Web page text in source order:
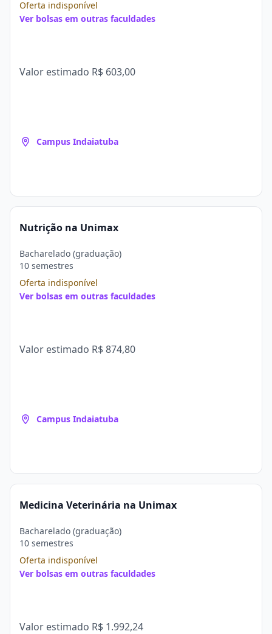
Oferta indisponível
Ver bolsas em outras faculdades
Valor estimado R$ 603,00
Campus Indaiatuba
Nutrição na Unimax
Bacharelado (graduação)
10 semestres
Oferta indisponível
Ver bolsas em outras faculdades
Valor estimado R$ 874,80
Campus Indaiatuba
Medicina Veterinária na Unimax
Bacharelado (graduação)
10 semestres
Oferta indisponível
Ver bolsas em outras faculdades
Valor estimado R$ 1.992,24